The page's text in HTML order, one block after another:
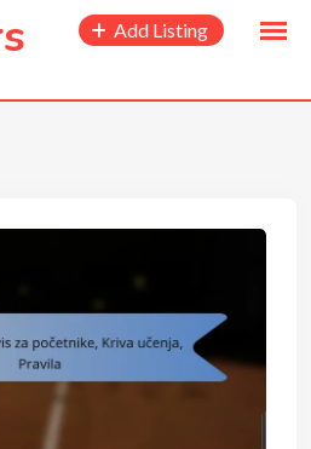
Add Listing